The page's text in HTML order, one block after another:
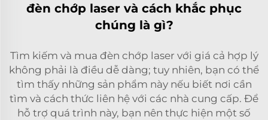
đèn chớp laser và cách khắc phục
chúng là gì?
Tìm kiếm và mua đèn chớp laser với giá cả hợp lý
không phải là điều dễ dàng; tuy nhiên, bạn có thể
tìm thấy những sản phẩm này nếu biết nơi cần
tìm và cách thức liên hệ với các nhà cung cấp. Để
hỗ trợ quá trình này, bạn nên thực hiện một số